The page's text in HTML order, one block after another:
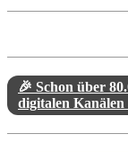
🎉 Schon über
digitalen